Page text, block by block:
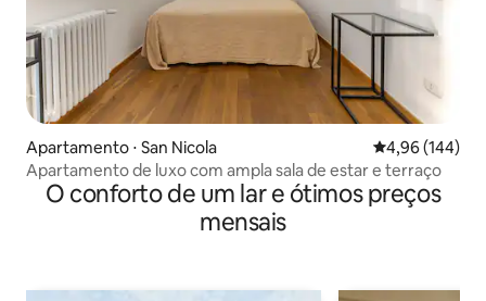
Apartamento ⋅ San Nicola 4,96 de uma
4,96 (144)
Apartamento de luxo com ampla sala de estar e terraço
O conforto de um lar e ótimos preços
mensais